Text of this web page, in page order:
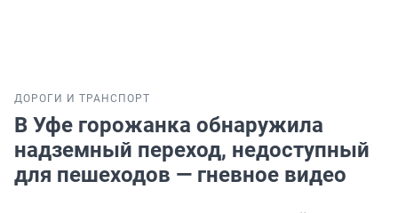
ДОРОГИ И ТРАНСПОРТ
В Уфе горожанка обнаружила
надземный переход, недоступный
для пешеходов — гневное видео